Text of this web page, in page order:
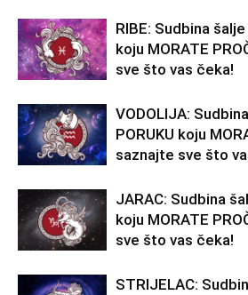
RIBE: Sudbina
koju MORATE
sve što vas čeka!
VODOLIJA:
PORUKU koju
saznajte sve što
JARAC: Sudbina
koju MORATE
sve što vas čeka!
STRIJELAC: